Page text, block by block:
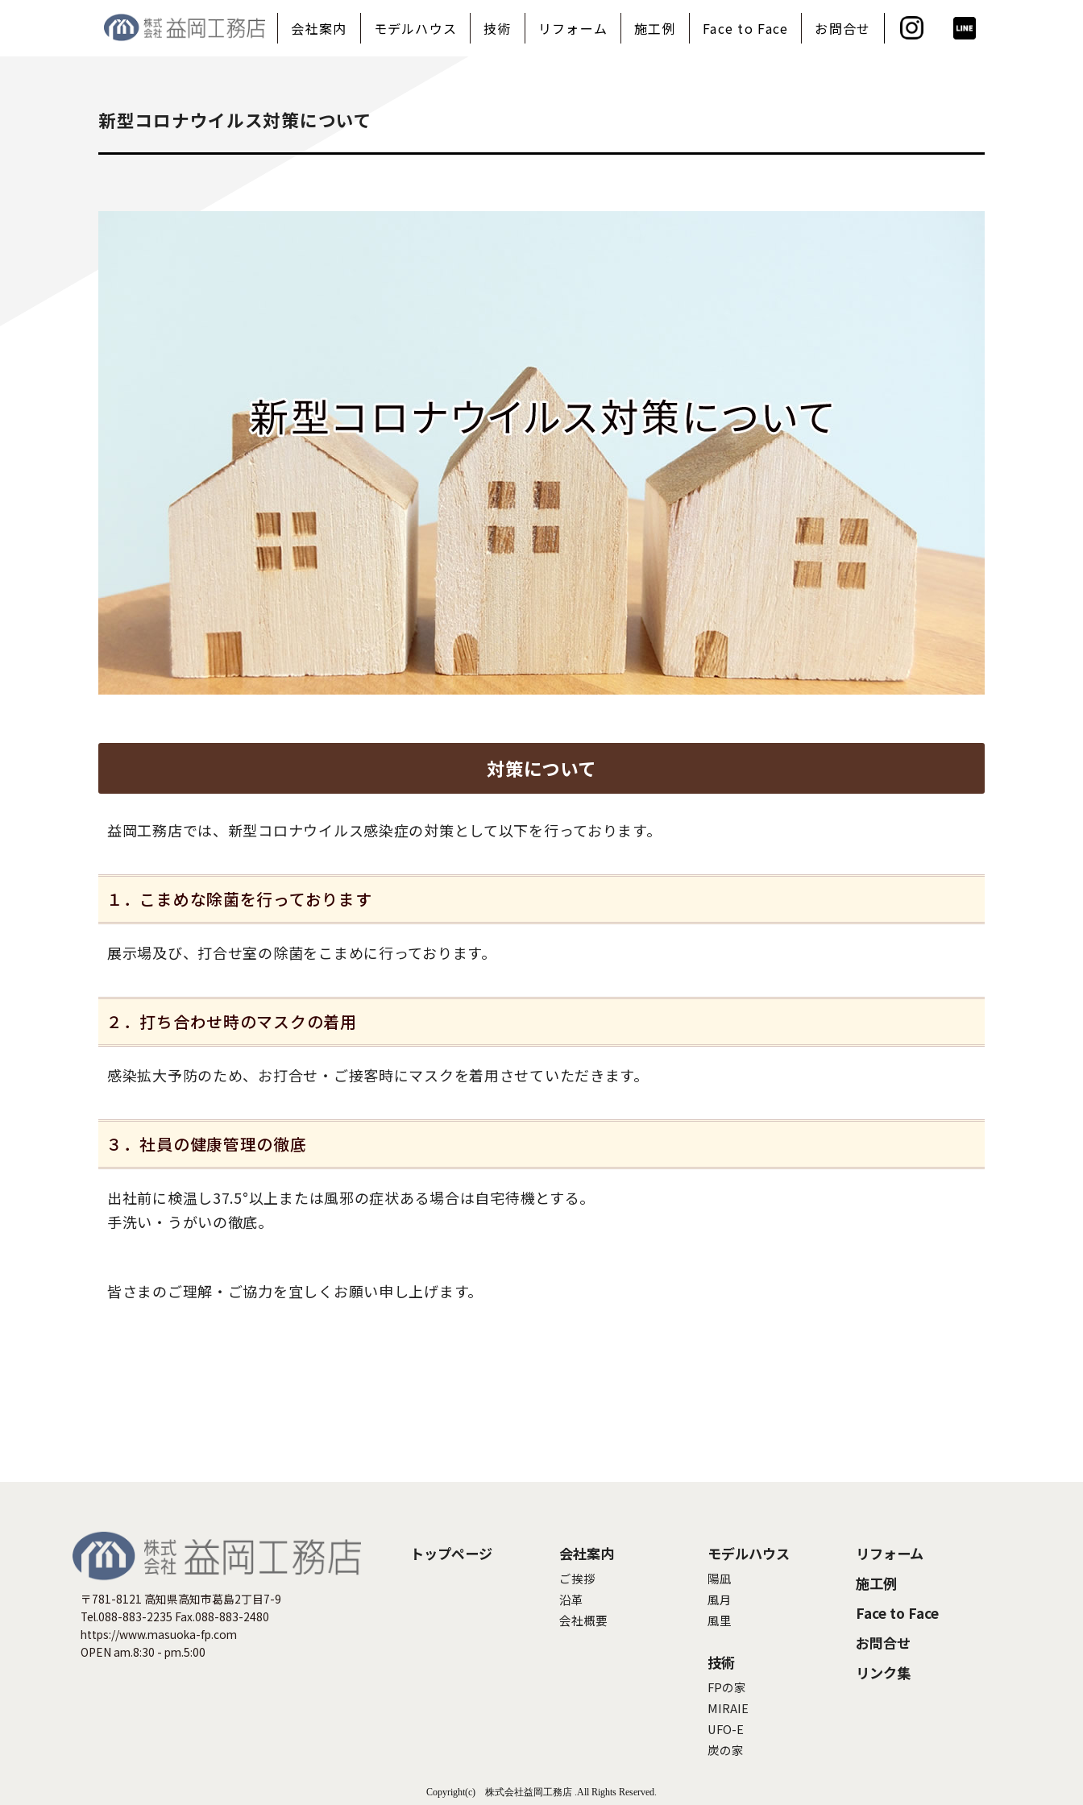
会社案内 モデルハウス 技術 リフォーム 施工例 Face to Face お問合せ
新型コロナウイルス対策について
対策について
益岡工務店では、新型コロナウイルス感染症の対策として以下を行っております。
１．こまめな除菌を行っております
展示場及び、打合せ室の除菌をこまめに行っております。
２．打ち合わせ時のマスクの着用
感染拡大予防のため、お打合せ・ご接客時にマスクを着用させていただきます。
３．社員の健康管理の徹底
出社前に検温し37.5°以上または風邪の症状ある場合は自宅待機とする。
手洗い・うがいの徹底。
皆さまのご理解・ご協力を宜しくお願い申し上げます。
〒781-8121 高知県高知市葛島2丁目7-9
Tel.088-883-2235 Fax.088-883-2480
https://www.masuoka-fp.com
OPEN am.8:30 - pm.5:00
トップページ 会社案内
ご挨拶
沿革
会社概要
モデルハウス
陽凪
風月
風里
技術
FPの家
MIRAIE
UFO-E
炭の家
リフォーム
施工例
Face to Face
お問合せ
リンク集
Copyright(c) 株式会社益岡工務店 .All Rights Reserved.